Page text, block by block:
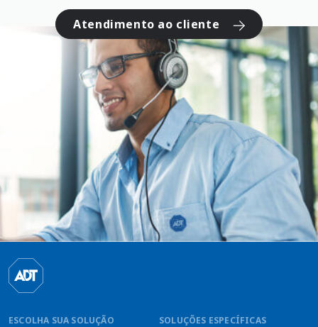
Atendimento ao cliente
ESCOLHA SUA SOLUÇÃO SOLUÇÕES ESPECÍFICAS